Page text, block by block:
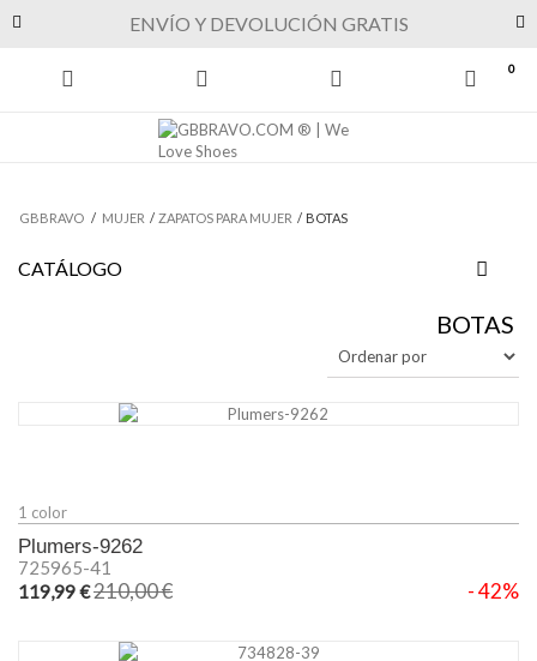
ENVÍO Y DEVOLUCIÓN GRATIS Next
0
GBBRAVO / MUJER / ZAPATOS PARA MUJER / BOTAS
CATÁLOGO
BOTAS
1 color
Plumers-9262
725965-41
119,99 €210,00 € - 42%